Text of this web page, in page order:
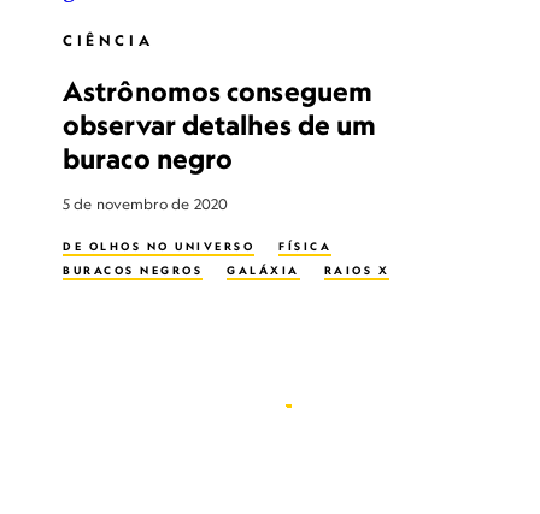
CIÊNCIA
Astrônomos conseguem
observar detalhes de um
buraco negro
5 de novembro de 2020
DE OLHOS NO UNIVERSO
FÍSICA
BURACOS NEGROS
GALÁXIA RAIOS X